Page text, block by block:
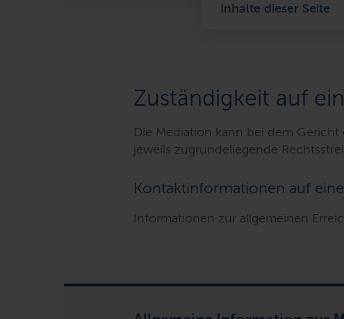
Inhalte dieser Seite
Zuständigkeit auf
Die Mediation kann bei dem
jeweils zugrundeliegende
Kontaktinformationen auf
Informationen zur allgemeinen